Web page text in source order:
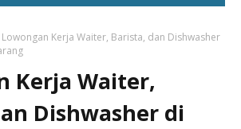
Lowongan Kerja Waiter, Barista, dan Dishwasher
Kerja Waiter,
Dishwasher di